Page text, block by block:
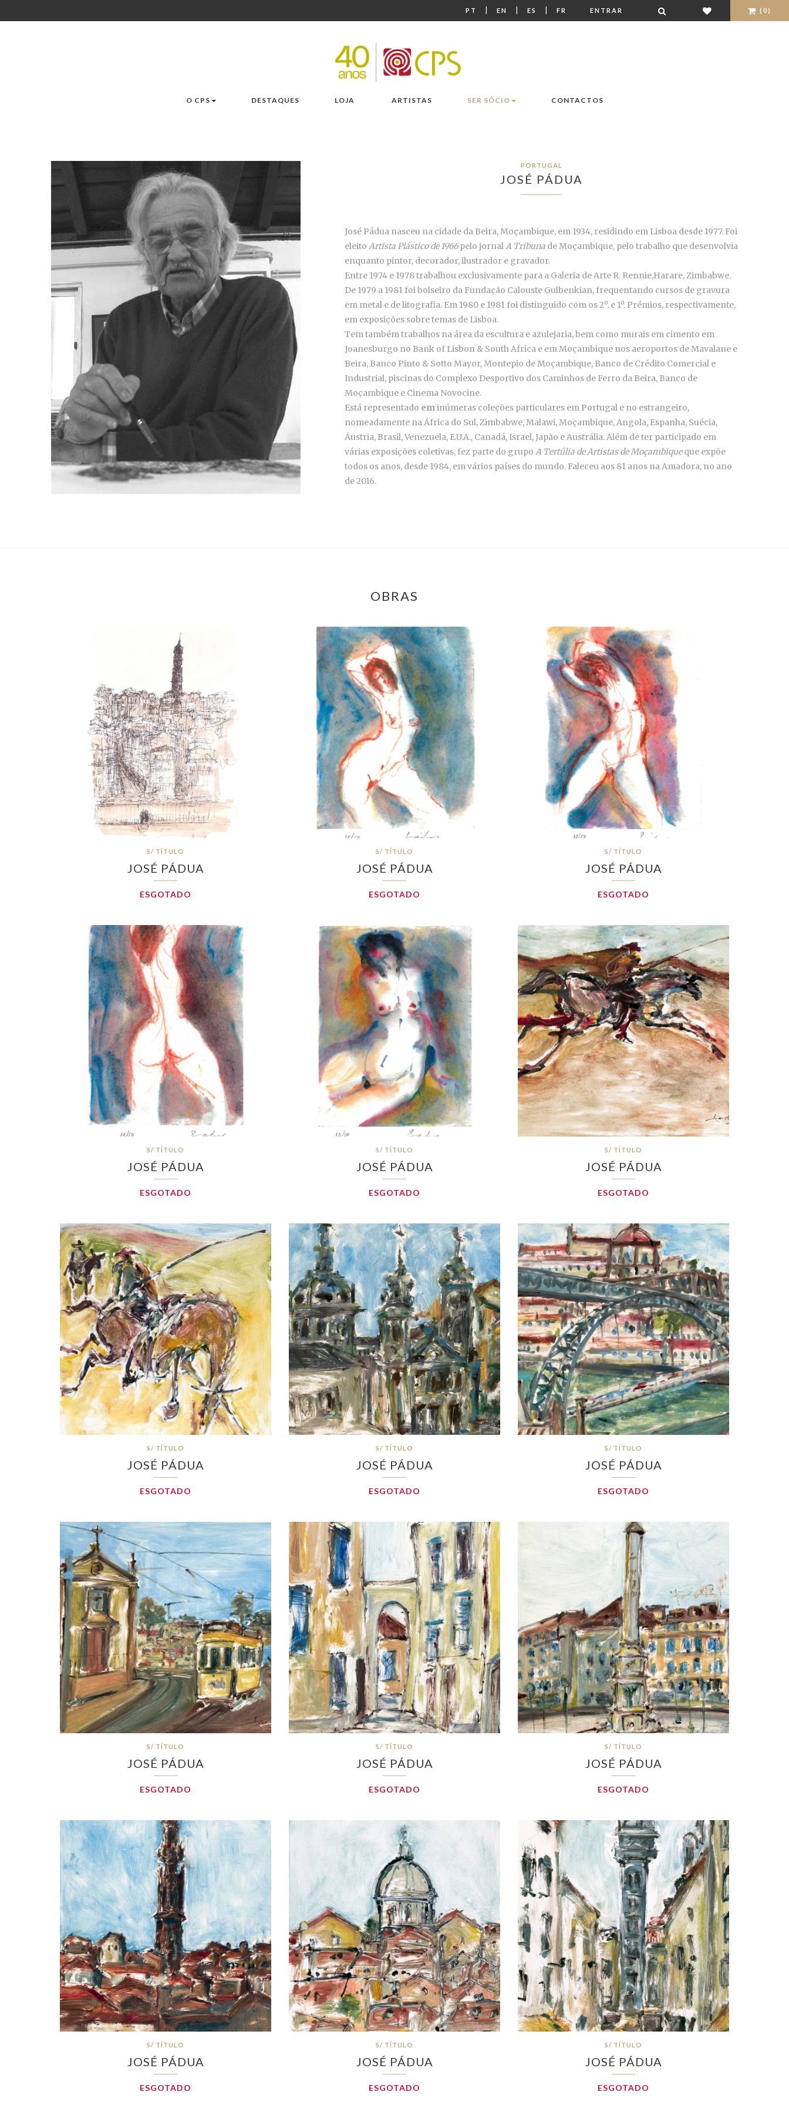
PT | EN | ES | FR ENTRAR (0)
O CPS DESTAQUES LOJA ARTISTAS SER SÓCIO CONTACTOS
PORTUGAL
JOSÉ PÁDUA
José Pádua nasceu na cidade da Beira, Moçambique, em 1934, residindo em Lisboa desde 1977. Foi
eleito Artista Plástico de 1966pelo jornalA Tribuna de Moçambique, pelo trabalho que desenvolvia
enquanto pintor, decorador, ilustrador e gravador.
Entre 1974 e 1978 trabalhou exclusivamente para a Galeria de Arte R. Rennie,Harare, Zimbabwe.
De 1979 a 1981 foi bolseiro da Fundação Calouste Gulbenkian, frequentando cursos de gravura
em metal e de litografia. Em 1980 e 1981 foi distinguido com os 2º. e 1º. Prémios, respectivamente,
em exposições sobre temas de Lisboa.
Tem também trabalhos na área da escultura e azulejaria, bem como murais em cimento em
Joanesburgo no Bank of Lisbon & South Africa e em Moçambique nos aeroportos de Mavalane e
Beira, Banco Pinto & Sotto Mayor, Montepio de Moçambique, Banco de Crédito Comercial e
Industrial, piscinas do Complexo Desportivo dos Caminhos de Ferro da Beira, Banco de
Moçambique e Cinema Novocine.
Está representado eminúmeras coleções particulares em Portugal e no estrangeiro,
nomeadamente na África do Sul, Zimbabwe, Malawi, Moçambique, Angola, Espanha, Suécia,
Áustria, Brasil, Venezuela, E.U.A., Canadá, Israel, Japão e Austrália. Além de ter participado em
várias exposições coletivas, fez parte do grupo A Tertúlia de Artistas de Moçambiqueque expõe
todos os anos, desde 1984, em vários países do mundo. Faleceu aos 81 anos na Amadora, no ano
de 2016.
OBRAS
S/ TÍTULO
JOSÉ PÁDUA
ESGOTADO
S/ TÍTULO
JOSÉ PÁDUA
ESGOTADO
S/ TÍTULO
JOSÉ PÁDUA
ESGOTADO
S/ TÍTULO
JOSÉ PÁDUA
ESGOTADO
S/ TÍTULO
JOSÉ PÁDUA
ESGOTADO
S/ TÍTULO
JOSÉ PÁDUA
ESGOTADO
S/ TÍTULO
JOSÉ PÁDUA
ESGOTADO
S/ TÍTULO
JOSÉ PÁDUA
ESGOTADO
S/ TÍTULO
JOSÉ PÁDUA
ESGOTADO
S/ TÍTULO
JOSÉ PÁDUA
ESGOTADO
S/ TÍTULO
JOSÉ PÁDUA
ESGOTADO
S/ TÍTULO
JOSÉ PÁDUA
ESGOTADO
S/ TÍTULO
JOSÉ PÁDUA
ESGOTADO
S/ TÍTULO
JOSÉ PÁDUA
ESGOTADO
S/ TÍTULO
JOSÉ PÁDUA
ESGOTADO